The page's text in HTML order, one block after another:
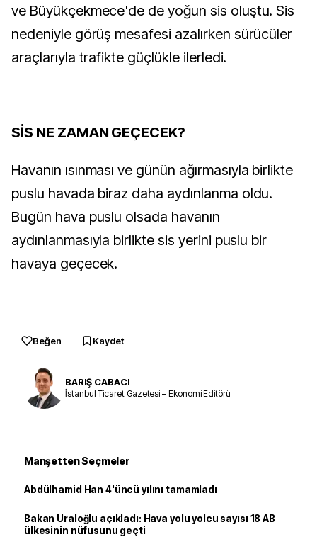
ve Büyükçekmece'de de yoğun sis oluştu. Sis
nedeniyle görüş mesafesi azalırken sürücüler
araçlarıyla trafikte güçlükle ilerledi.
SİS NE ZAMAN GEÇECEK?
Havanın ısınması ve günün ağırmasıyla birlikte
puslu havada biraz daha aydınlanma oldu.
Bugün hava puslu olsada havanın
aydınlanmasıyla birlikte sis yerini puslu bir
havaya geçecek.
Beğen Kaydet
BARIŞ CABACI
İstanbul Ticaret Gazetesi – Ekonomi Editörü
Manşetten Seçmeler
Abdülhamid Han 4'üncü yılını tamamladı
Bakan Uraloğlu açıkladı: Hava yolu yolcu sayısı 18 AB
ülkesinin nüfusunu geçti